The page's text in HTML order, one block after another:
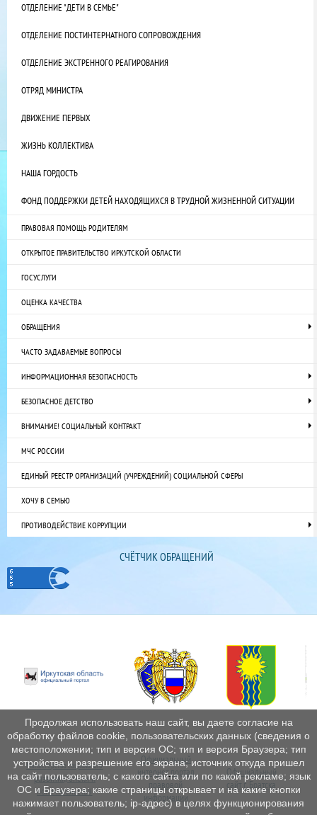
ОТДЕЛЕНИЕ "ДЕТИ В СЕМЬЕ"
ОТДЕЛЕНИЕ ПОСТИНТЕРНАТНОГО СОПРОВОЖДЕНИЯ
ОТДЕЛЕНИЕ ЭКСТРЕННОГО РЕАГИРОВАНИЯ
ОТРЯД МИНИСТРА
ДВИЖЕНИЕ ПЕРВЫХ
ЖИЗНЬ КОЛЛЕКТИВА
НАША ГОРДОСТЬ
ФОНД ПОДДЕРЖКИ ДЕТЕЙ НАХОДЯЩИХСЯ В ТРУДНОЙ ЖИЗНЕННОЙ СИТУАЦИИ
ПРАВОВАЯ ПОМОЩЬ РОДИТЕЛЯМ
ОТКРЫТОЕ ПРАВИТЕЛЬСТВО ИРКУТСКОЙ ОБЛАСТИ
ГОСУСЛУГИ
ОЦЕНКА КАЧЕСТВА
ОБРАЩЕНИЯ
ЧАСТО ЗАДАВАЕМЫЕ ВОПРОСЫ
ИНФОРМАЦИОННАЯ БЕЗОПАСНОСТЬ
БЕЗОПАСНОЕ ДЕТСТВО
ВНИМАНИЕ! СОЦИАЛЬНЫЙ КОНТРАКТ
МЧС РОССИИ
ЕДИНЫЙ РЕЕСТР ОРГАНИЗАЦИЙ (УЧРЕЖДЕНИЙ) СОЦИАЛЬНОЙ СФЕРЫ
ХОЧУ В СЕМЬЮ
ПРОТИВОДЕЙСТВИЕ КОРРУПЦИИ
СЧЁТЧИК ОБРАЩЕНИЙ
Министерство социального
развития, опеки и
попечительства
Официальный
интернетпортал
информации
Официальный
сайт г. Братска
Продолжая использовать наш сайт, вы даете согласие на
обработку файлов cookie, пользовательских данных (сведения о
местоположении; тип и версия ОС; тип и версия Браузера; тип
устройства и разрешение его экрана; источник откуда пришел
на сайт пользователь; с какого сайта или по какой рекламе; язык
ОС и Браузера; какие страницы открывает и на какие кнопки
нажимает пользователь; ip-адрес) в целях функционирования